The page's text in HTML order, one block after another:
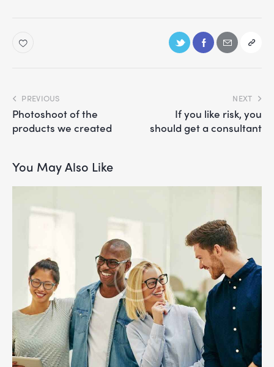
PREVIOUS
Photoshoot of the
products we created
NEXT
If you like risk, you
should get a consultant
You May Also Like